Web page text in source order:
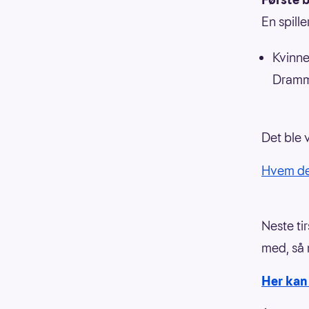
En
Det ble
Hvem
Neste
med, så
Her